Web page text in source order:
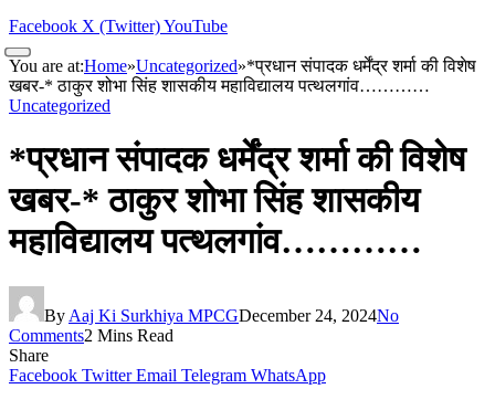
Facebook X (Twitter)YouTube
You are at:Home»Uncategorized»*प्रधान संपादक धर्मेंद्र शर्मा की विशेष
खबर-* ठाकुर शोभा सिंह शासकीय महाविद्यालय पत्थलगांव…………
Uncategorized
*प्रधान संपादक धर्मेंद्र शर्मा की विशेष
खबर-* ठाकुर शोभा सिंह शासकीय
महाविद्यालय पत्थलगांव…………
By Aaj Ki Surkhiya MPCGDecember 24, 2024No
Comments2 Mins Read
Share
Facebook Twitter Email Telegram WhatsApp